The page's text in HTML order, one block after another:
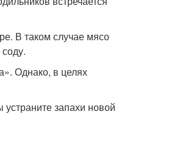
В таком случае мясо
Однако, в целях
запахи новой